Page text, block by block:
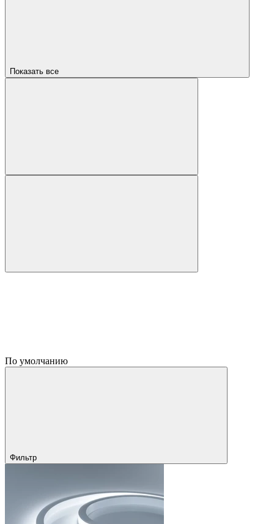
Показать все
По умолчанию
Фильтр